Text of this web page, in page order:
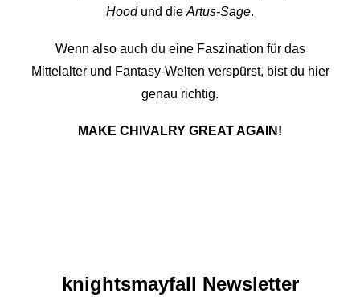
Hoodund die Artus-Sage.
Wenn also auch du eine Faszination für das
Mittelalter und Fantasy-Welten verspürst, bist du hier
genau richtig.
MAKE CHIVALRY GREAT AGAIN!
knights­mayfall Newsletter